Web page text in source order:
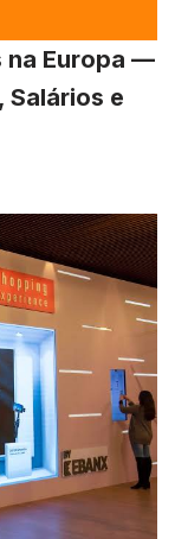
na Europa —
Salários e